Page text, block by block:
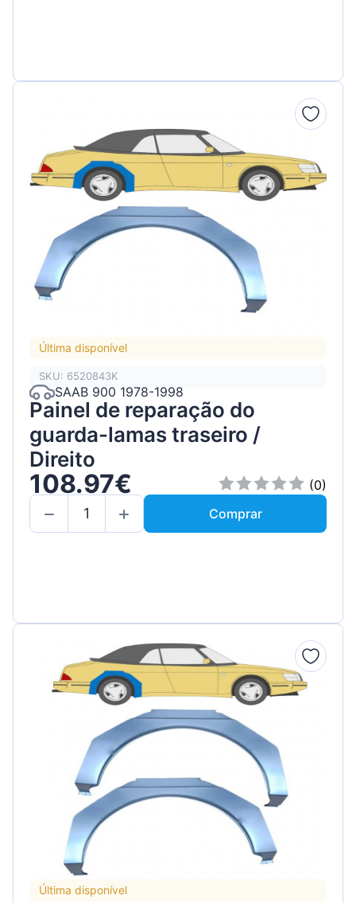
Última disponível
SKU: 6520843K
SAAB 900 1978-1998
Painel de reparação do
guarda-lamas traseiro /
Direito
108.97€
(0)
Comprar
Última disponível